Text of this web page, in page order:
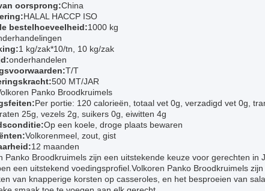
oorsprong:China
HALAL HACCP ISO
bestelhoeveelheid:1000 kg
1 kg/zak*10/tn, 10 kg/zak
onderhandelen
T/T
500 MT/JAR
Panko Broodkruimels
Per portie: 120 calorieën, totaal vet 0g, verzadigd vet 0g,
25g, vezels 2g, suikers 0g, eiwitten 4g
Op een koele, droge plaats bewaren
Volkorenmeel, zout, gist
12 maanden
Panko Broodkruimels zijn een uitstekende keuze voor gerechten
een uitstekend voedingsprofiel.Volkoren Panko Broodkruimels
van knapperige korsten op casseroles, en het besproeien van